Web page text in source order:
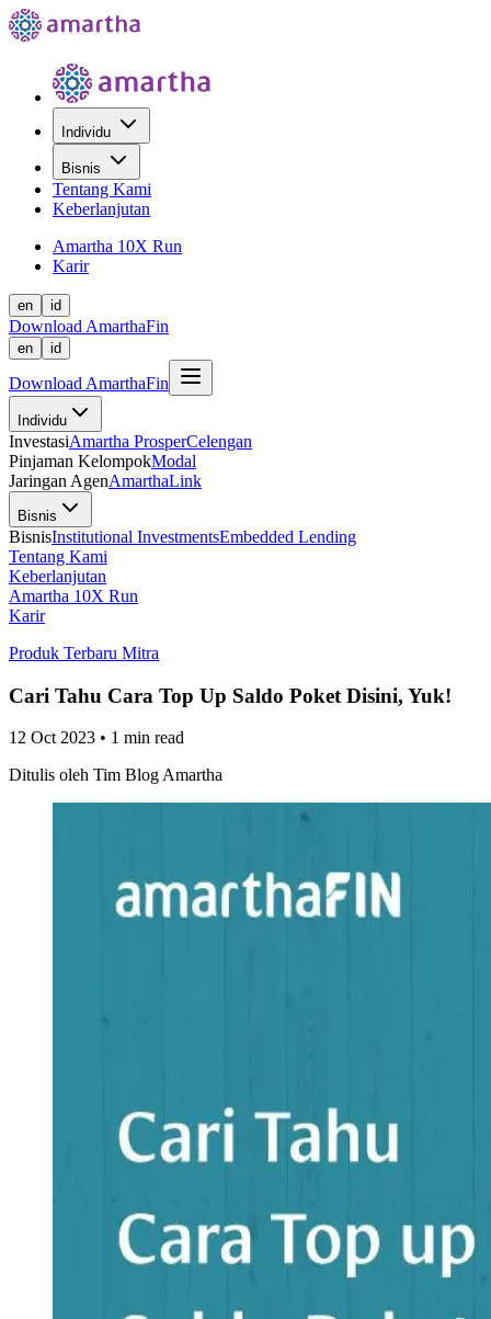
Individu
Bisnis
Tentang Kami
Keberlanjutan
Amartha 10X Run
Karir
en id
Download AmarthaFin
en id
Download AmarthaFin
Individu
InvestasiAmartha ProsperCelengan
Pinjaman KelompokModal
Jaringan AgenAmarthaLink
Bisnis
BisnisInstitutional InvestmentsEmbedded Lending
Tentang Kami
Keberlanjutan
Amartha 10X Run
Karir
Produk Terbaru Mitra
Cari Tahu Cara Top Up Saldo Poket Disini, Yuk!
12 Oct 2023 • 1 min read
Ditulis oleh Tim Blog Amartha